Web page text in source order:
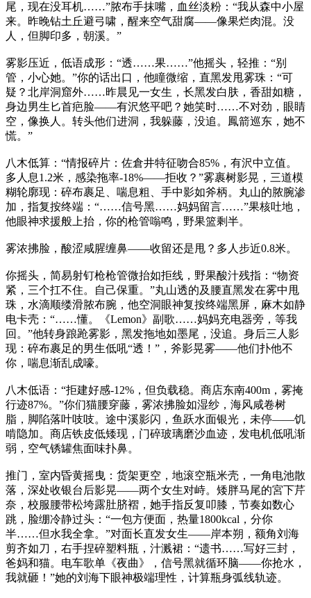
尾，现在没耳机……”脓布手抹嘴，血丝淡粉：“我从森中小屋
来。昨晚钻土丘避弓啸，醒来空气甜腐——像果烂肉混。没
人，但脚印多，朝溪。”
雾影压近，低语成形：“透……果……”他摇头，轻推：“别
管，小心她。”你的话出口，他瞳微缩，直黑发甩雾珠：“可
疑？北岸洞窟外……昨晨见一女生，长黑发白肤，香甜如糖，
身边男生匕首疤脸——有沢悠平吧？她笑时……不对劲，眼睛
空，像换人。转头他们进洞，我躲藤，没追。鳳箭巡东，她不
慌。”
八木低算：“情报碎片：佐倉井特征吻合85%，有沢中立值。
多人息1.2米，感染拖率-18%——拒收？”雾裹树影晃，三道模
糊轮廓现：碎布裹足、喘息粗、手中影如斧柄。丸山的脓腕渗
加，指复按终端：“……信号黑……妈妈留言……”果核吐地，
他眼神求援般上抬，你的枪管嗡鸣，野果篮剩半。
雾浓拂脸，酸涩咸腥缠鼻——收留还是甩？多人步近0.8米。
你摇头，简易射钉枪枪管微抬如拒线，野果酸汁残指：“物资
紧，三个扛不住。自己保重。”丸山透的及腰直黑发在雾中甩
珠，水滴顺缕滑脓布腕，他空洞眼神复按终端黑屏，麻木如静
电卡壳：“……懂。《Lemon》副歌……妈妈充电器旁，等我
回。”他转身踉跄雾影，黑发拖地如墨尾，没追。身后三人影
现：碎布裹足的男生低吼“透！”，斧影晃雾——他们扑他不
你，喘息渐乱成嚎。
八木低语：“拒建好感-12%，但负载稳。商店东南400m，雾掩
行迹87%。”你们猫腰穿藤，雾浓拂脸如湿纱，海风咸卷树
脂，脚陷落叶吱吱。途中溪影闪，鱼跃水面银光，未停——饥
啃隐加。商店铁皮低矮现，门碎玻璃磨沙血迹，发电机低吼渐
弱，空气锈罐焦面味扑鼻。
推门，室内昏黄摇曳：货架更空，地滚空瓶米壳，一角电池散
落，深处收银台后影晃——两个女生对峙。矮胖马尾的宮下芹
奈，校服腰带松垮露肚脐褶，她手指反复叩膝，节奏如数心
跳，脸绷冷静过头：“一包方便面，热量1800kcal，分你
半……但水我全拿。”对面长直发女生——岸本朔，额角刘海
剪齐如刀，右手捏碎塑料瓶，汁溅裙：“遗书……写好三封，
爸妈和猫。电车歌单《夜曲》，信号黑就循环脑——你抢水，
我就砸！”她的刘海下眼神极端理性，计算瓶身弧线轨迹。